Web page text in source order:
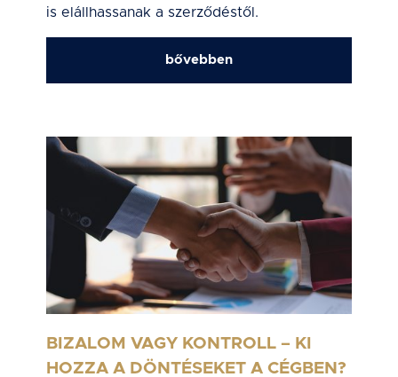
is elállhassanak a szerződéstől.
bővebben
BIZALOM VAGY KONTROLL – KI
HOZZA A DÖNTÉSEKET A CÉGBEN?